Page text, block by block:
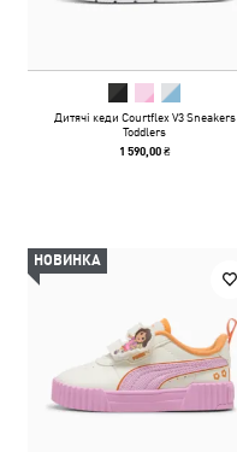
Дитячі кеди Courtflex V3 Sneakers
Toddlers
1 590,00 ₴
НОВИНКА